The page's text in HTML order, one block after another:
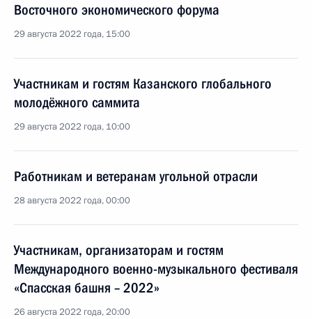
Восточного экономического форума
29 августа 2022 года, 15:00
Участникам и гостям Казанского глобального
молодёжного саммита
29 августа 2022 года, 10:00
Работникам и ветеранам угольной отрасли
28 августа 2022 года, 00:00
Участникам, организаторам и гостям
Международного военно-музыкального фестиваля
«Спасская башня – 2022»
26 августа 2022 года, 20:00